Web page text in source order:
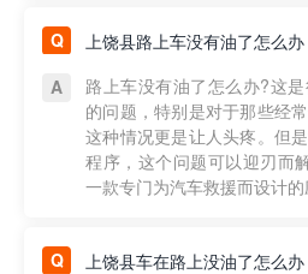
上饶县路上车没有油了怎么办
路上车没有油了怎么办?这
的问题，特别是对于那些经
这种情况更是让人头疼。但
程序，这个问题可以迎刃而
一款专门为汽车救援而设计
上饶县车在路上没油了怎么办